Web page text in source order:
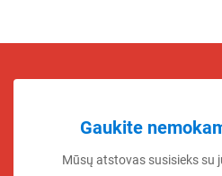
Gaukite
Mūsų atstovas susisieks su